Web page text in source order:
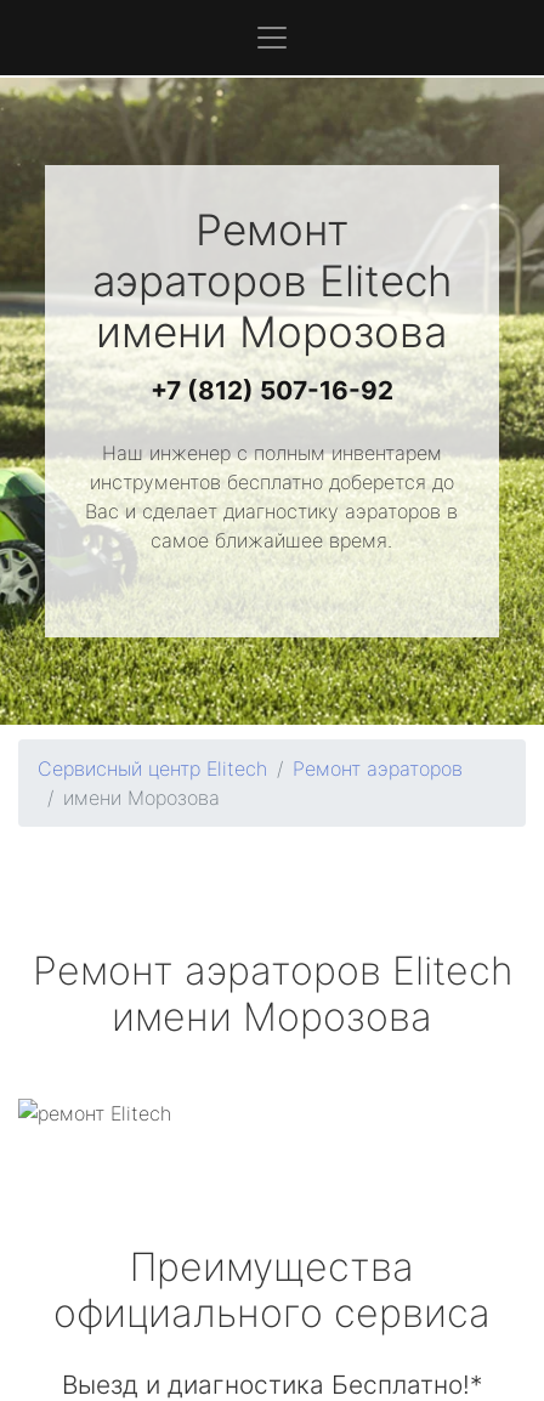
Ремонт
аэраторов Elitech
имени Морозова
+7 (812) 507-16-92
Наш инженер с полным инвентарем
инструментов бесплатно доберется до
Вас и сделает диагностику аэраторов в
самое ближайшее время.
Сервисный центр Elitech
Ремонт аэраторов
имени Морозова
Ремонт аэраторов Elitech
имени Морозова
Преимущества
официального сервиса
Выезд и диагностика Бесплатно!*